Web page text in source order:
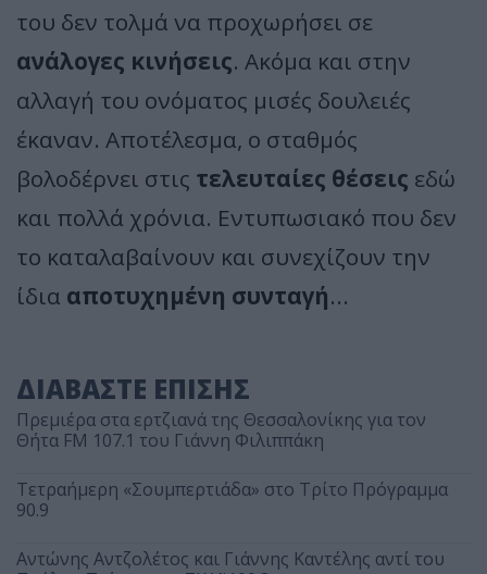
του δεν τολμά να προχωρήσει σε
ανάλογες κινήσεις. Ακόμα και στην
αλλαγή του ονόματος μισές δουλειές
έκαναν. Αποτέλεσμα, ο σταθμός
βολοδέρνει στις τελευταίες θέσεις εδώ
και πολλά χρόνια. Εντυπωσιακό που δεν
το καταλαβαίνουν και συνεχίζουν την
ίδια αποτυχημένη συνταγή...
ΔΙΑΒΑΣΤΕ ΕΠΙΣΗΣ
Πρεμιέρα στα ερτζιανά της Θεσσαλονίκης για τον
Θήτα FM 107.1 του Γιάννη Φιλιππάκη
Τετραήμερη «Σουμπερτιάδα» στο Τρίτο Πρόγραμμα
90.9
Αντώνης Αντζολέτος και Γιάννης Καντέλης αντί του